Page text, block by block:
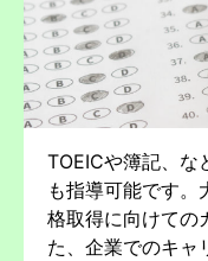
TOEICや簿記、な
も指導可能です。
格取得に向けての
た、企業でのキャ